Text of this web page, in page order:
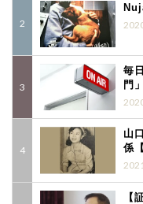
毎
門
山
係
【